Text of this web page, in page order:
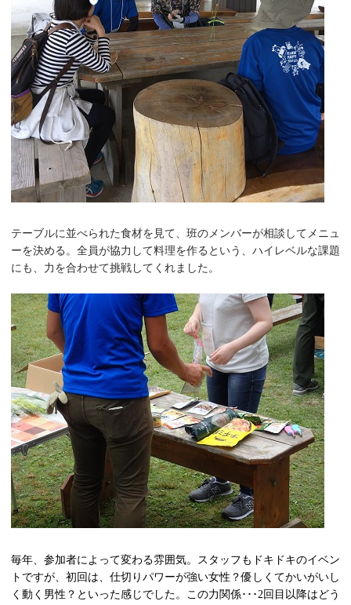
テーブルに並べられた食材を見て、班のメンバーが相談してメニュ
ーを決める。全員が協力して料理を作るという、ハイレベルな課題
にも、力を合わせて挑戦してくれました。
毎年、参加者によって変わる雰囲気。スタッフもドキドキのイベン
トですが、初回は、仕切りパワーが強い女性？優しくてかいがいし
く動く男性？といった感じでした。 この力関係･･･ 2回目以降はどう